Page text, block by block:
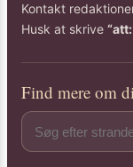
Kontakt
Husk at skrive
Find mere om